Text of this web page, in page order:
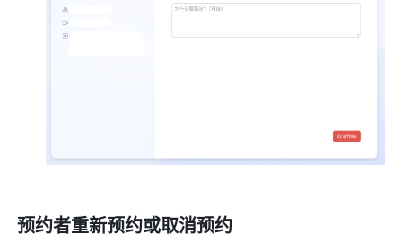
预约者重新预约或取消预约